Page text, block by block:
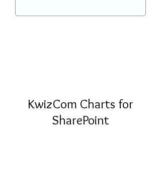
KwizCom Charts for
SharePoint